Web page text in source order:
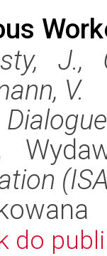
J.,
V.
do